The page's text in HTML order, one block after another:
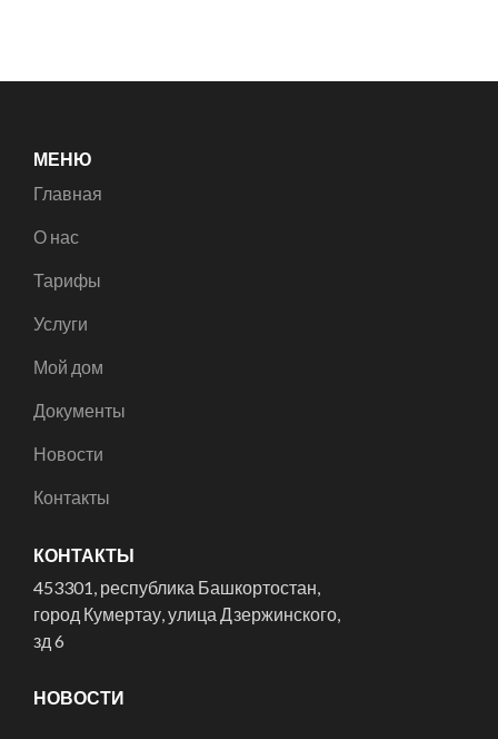
МЕНЮ
Главная
О нас
Тарифы
Услуги
Мой дом
Документы
Новости
Контакты
КОНТАКТЫ
453301, республика Башкортостан,
город Кумертау, улица Дзержинского,
зд 6
НОВОСТИ